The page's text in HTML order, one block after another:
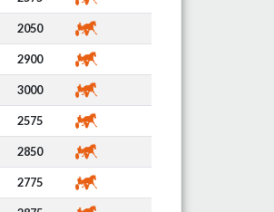
2050
2900
3000
2575
2850
2775